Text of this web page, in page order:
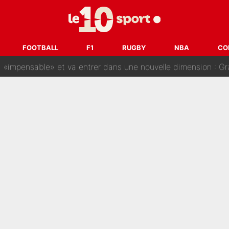
FOOTBALL F1 RUGBY NBA
de Kylian Mbappé au Real Madrid continue de régaler
annonce un premier problème pour Zinedine Zidane en
et va entrer dans une nouvelle dimension :